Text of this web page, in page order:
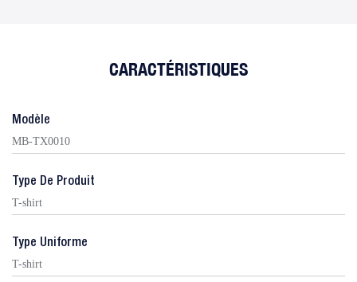
CARACTÉRISTIQUES
Modèle
MB-TX0010
Type De Produit
T-shirt
Type Uniforme
T-shirt